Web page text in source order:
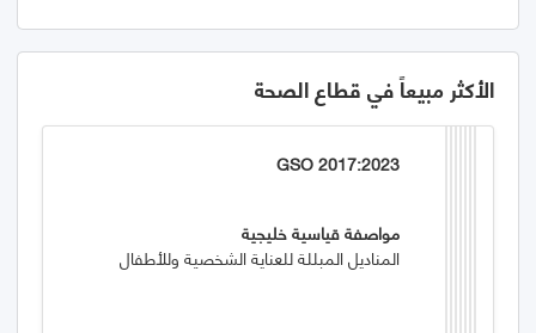
الأكثر مبيعاً في قطاع الصحة
GSO 2017:2023
مواصفة قياسية خليجية
المناديل المبللة للعناية الشخصية وللأطفال